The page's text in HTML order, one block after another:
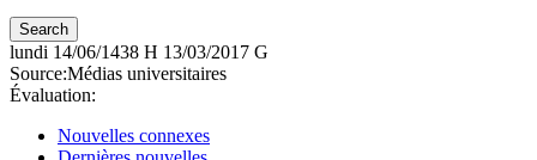
lundi 14/06/1438 H 13/03/2017 G
Source:Médias universitaires
Évaluation:
Nouvelles connexes